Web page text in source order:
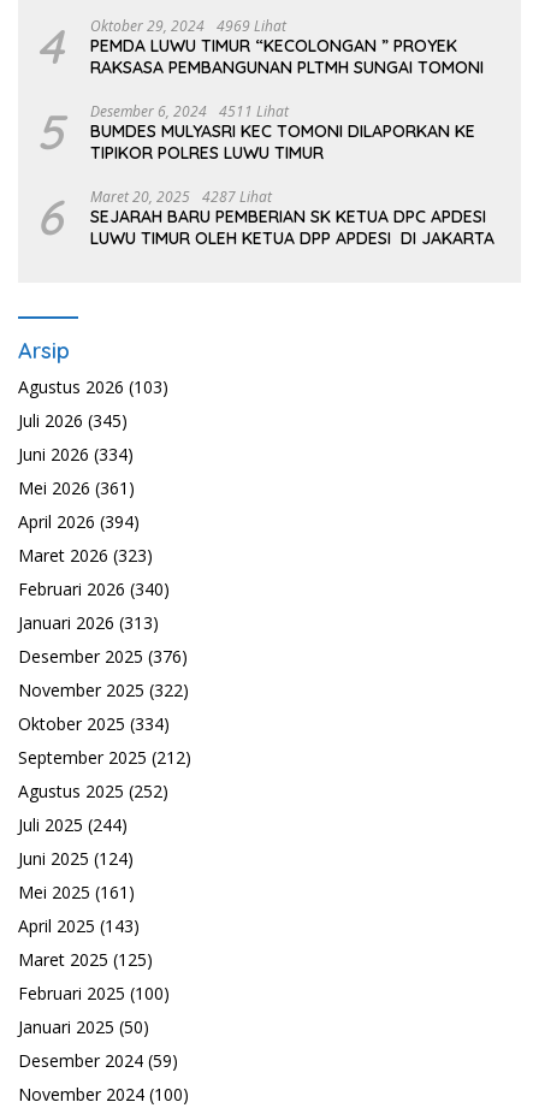
4 Oktober 29, 2024 4969 Lihat
PEMDA LUWU TIMUR “KECOLONGAN ” PROYEK
RAKSASA PEMBANGUNAN PLTMH SUNGAI TOMONI
5 Desember 6, 2024 4511 Lihat
BUMDES MULYASRI KEC TOMONI DILAPORKAN KE
TIPIKOR POLRES LUWU TIMUR
6 Maret 20, 2025 4287 Lihat
SEJARAH BARU PEMBERIAN SK KETUA DPC APDESI
LUWU TIMUR OLEH KETUA DPP APDESI DI JAKARTA
Arsip
Agustus 2026 (103)
Juli 2026 (345)
Juni 2026 (334)
Mei 2026 (361)
April 2026 (394)
Maret 2026 (323)
Februari 2026 (340)
Januari 2026 (313)
Desember 2025 (376)
November 2025 (322)
Oktober 2025 (334)
September 2025 (212)
Agustus 2025 (252)
Juli 2025 (244)
Juni 2025 (124)
Mei 2025 (161)
April 2025 (143)
Maret 2025 (125)
Februari 2025 (100)
Januari 2025 (50)
Desember 2024 (59)
November 2024 (100)